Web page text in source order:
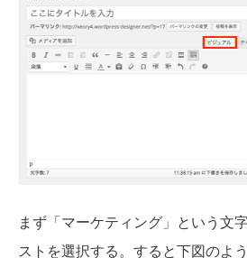
まず「マーケティング」という文
ストを選択する。すると下図のよ